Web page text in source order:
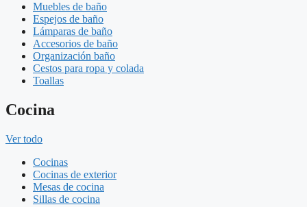
Muebles de baño
Espejos de baño
Lámparas de baño
Accesorios de baño
Organización baño
Cestos para ropa y colada
Toallas
Cocina
Ver todo
Cocinas
Cocinas de exterior
Mesas de cocina
Sillas de cocina